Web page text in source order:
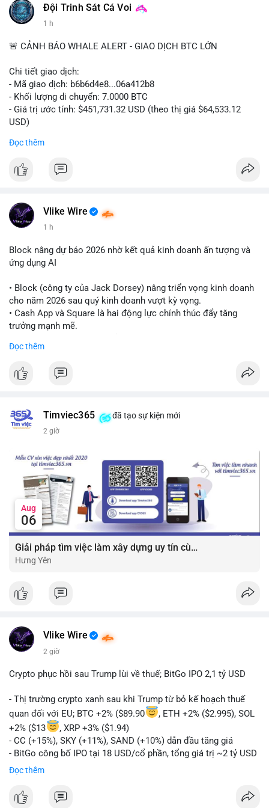
#binancesquare #cryptonews #digitalassetmarketclarityact
#regulation
$btc $eth
#vlikevn #titanbot
📰 Nguồn: CoinDesk
Đội Trinh Sát Cá Voi
1 h
🚨 CẢNH BÁO WHALE ALERT - GIAO DỊCH BTC LỚN
Chi tiết giao dịch:
- Mã giao dịch: b6b6d4e8...06a412b8
- Khối lượng di chuyển: 7.0000 BTC
- Giá trị ước tính: $451,731.32 USD (theo thị giá $64,533.12
USD)
Cá voi chuyển 7 BTC trị giá hơn 451 nghìn USD từ một địa chỉ
tiếp lên thị trường. Với mức giá hiện tại, động thái này thiên về
khả năng tái phân bổ danh mục đầu tư hoặc chuẩn bị thanh
hưởng nhẹ, nhưng không đủ để gây biến động mạnh.
Theo dõi thêm các giao dịch lớn liên tiếp trong 24 giờ tới. Nếu
xuất hiện chuỗi chuyển tiền lên sàn, cần thận trọng trước nguy
cơ điều chỉnh. Tránh hành động theo cảm xúc khi chưa xác
nhận đầy đủ dòng tiền.
#7btc #chuyenvilanh
Đọc thêm
Vlike Wire
1 h
Block nâng dự báo 2026 nhờ kết quả kinh doanh ấn tượng và
ứng dụng AI
• Block (công ty của Jack Dorsey) nâng triển vọng kinh doanh
cho năm 2026 sau quý kinh doanh vượt kỳ vọng.
• Cash App và Square là hai động lực chính thúc đẩy tăng
trưởng mạnh mẽ.
quy trình phát triển phần mềm.
#block #fintech
#vlikevn #titanbot
📰 Nguồn: Cointelegraph
Đọc thêm
Timviec365 đã tạo sự kiện mới
2 giờ
Aug
06
Giải pháp tìm việc làm xây dựng uy tín cùng mức lương thưởng hấp dẫn ?️
Hưng Yên
Vlike Wire
2 giờ
Crypto phục hồi sau Trump lùi về thuế; BitGo IPO 2,1 tỷ USD
- Thị trường crypto xanh sau khi Trump từ bỏ kế hoạch thuế
quan đối với EU; BTC +2% ($89.90
, ETH +2% ($2.995), SOL
+2% ($13
, XRP +3% ($1.94)
- CC (+15%), SKY (+11%), SAND (+10%) dẫn đầu tăng giá
- BitGo công bố IPO tại 18 USD/cổ phần, tổng giá trị ~2 tỷ USD
- Vitalik Buterin đề xuất DVT staking bản địa để tăng cường
bảo mật và phi tập trung Ethereum
- Hong Kong phát hành giấy phép stablecoin mới với yêu cầu
tuân thủ nghiêm ngặt
Đọc thêm